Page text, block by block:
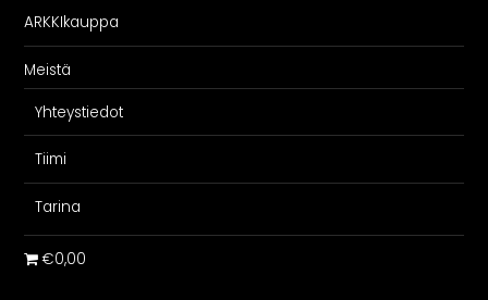
ARKKIkauppa
Meistä
Yhteystiedot
Tiimi
Tarina
€0,00